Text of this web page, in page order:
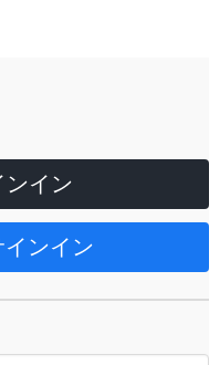
イン
ンイン